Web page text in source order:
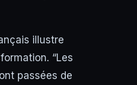
illustre
“Les
passées de